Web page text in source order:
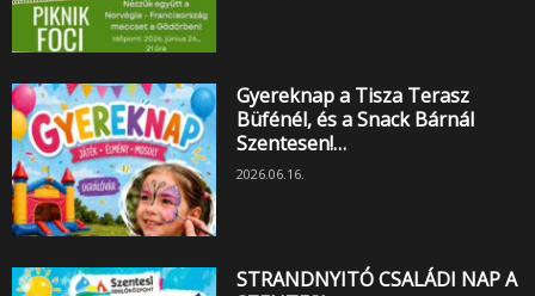
Gyereknap a Tisza Terasz
Büfénél, és a Snack Bárnál
Szentesen!…
2026.06.16.
STRANDNYITÓ CSALÁDI NAP A